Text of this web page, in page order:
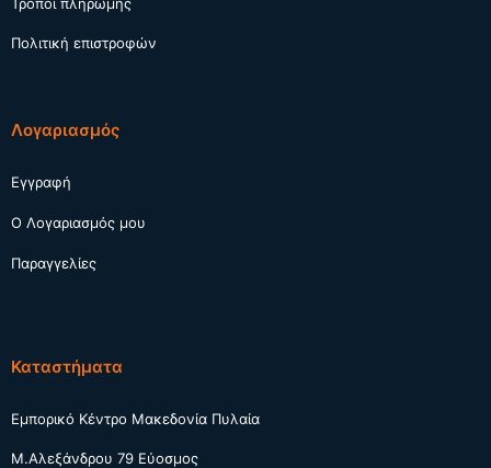
Πολιτική επιστροφών
Λογαριασμός
Εγγραφή
Ο Λογαριασμός μου
Παραγγελίες
Καταστήματα
Εμπορικό Κέντρο Μακεδονία Πυλαία
Μ.Αλεξάνδρου 79 Εύοσμος